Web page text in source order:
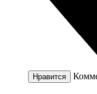
Нравится